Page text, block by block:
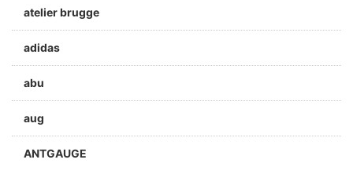
atelier brugge
adidas
abu
aug
ANTGAUGE